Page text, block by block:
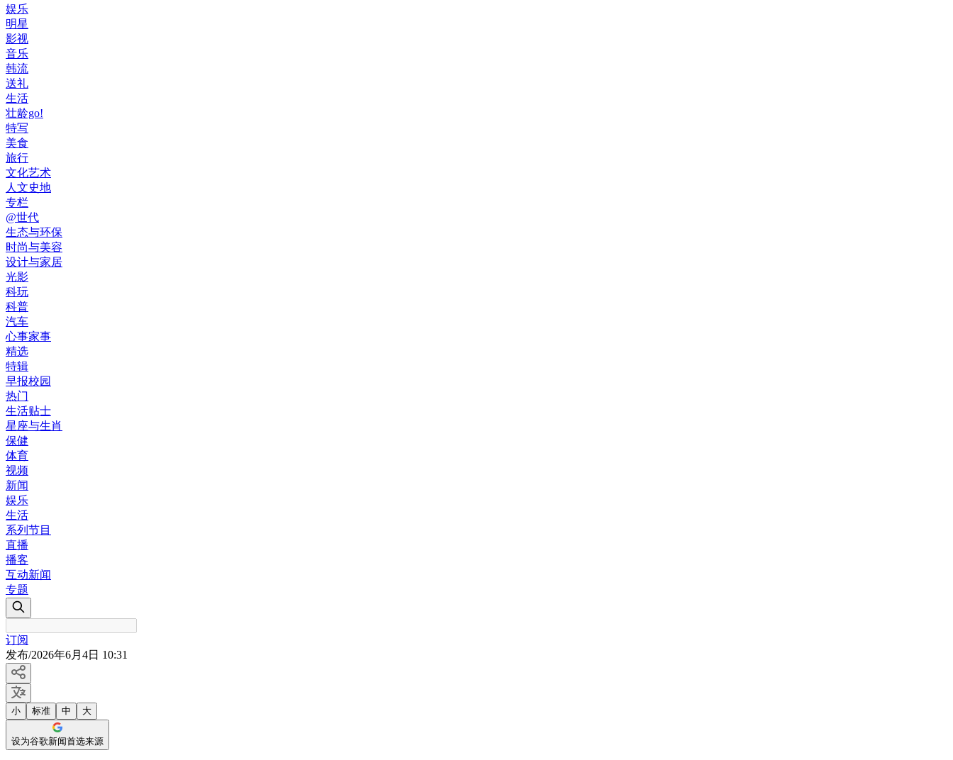
娱乐
明星
影视
音乐
韩流
送礼
生活
壮龄go!
特写
美食
旅行
文化艺术
人文史地
专栏
@世代
生态与环保
时尚与美容
设计与家居
光影
科玩
科普
汽车
心事家事
精选
特辑
早报校园
热门
生活贴士
星座与生肖
保健
体育
视频
新闻
娱乐
生活
系列节目
直播
播客
互动新闻
专题
订阅
发布/2026年6月4日 10:31
小 标准 中 大
设为谷歌新闻首选来源